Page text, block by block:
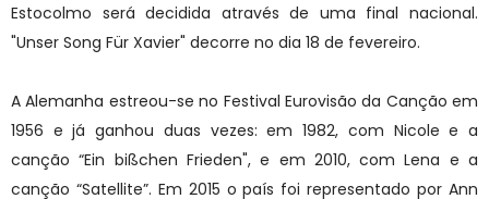
Estocolmo será decidida através de uma final nacional.
"Unser Song Für Xavier" decorre no dia 18 de fevereiro.
A Alemanha estreou-se no Festival Eurovisão da Canção em
1956 e já ganhou duas vezes: em 1982, com Nicole e a
canção “Ein bißchen Frieden", e em 2010, com Lena e a
canção “Satellite”. Em 2015 o país foi representado por Ann